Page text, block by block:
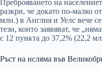
Преброяването на
разкри, че докато по-малко
млн.) в Англия и Уелс вече
тези, които заявяват, че
с 12 пункта до 37,2% (22,2
Ръст на исляма във